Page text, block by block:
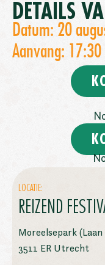
DETAILS
Datum: 20
Aanvang:
LOCATIE:
REIZEND
Moreelsepark
3511 ER Utrecht